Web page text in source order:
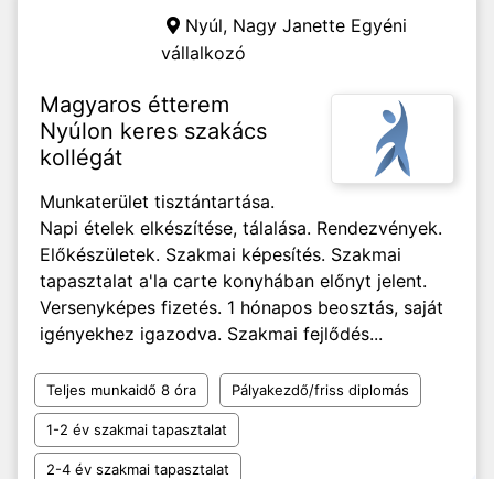
Nyúl, Nagy Janette Egyéni
vállalkozó
Magyaros étterem
Nyúlon keres szakács
kollégát
Munkaterület tisztántartása.
Napi ételek elkészítése, tálalása. Rendezvények.
Előkészületek. Szakmai képesítés. Szakmai
tapasztalat a'la carte konyhában előnyt jelent.
Versenyképes fizetés. 1 hónapos beosztás, saját
igényekhez igazodva. Szakmai fejlődés...
Teljes munkaidő 8 óra Pályakezdő/friss diplomás
1-2 év szakmai tapasztalat
2-4 év szakmai tapasztalat